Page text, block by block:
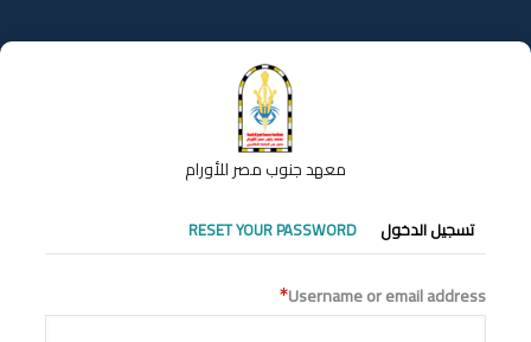
إلى
المحتوى
معهد جنوب مصر للأورام
التبويبات
الأساسية
تسجيل الدخول RESET YOUR PASSWORD
Username or email address